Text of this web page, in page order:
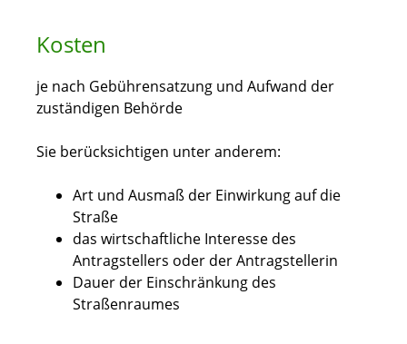
Kosten
je nach Gebührensatzung und Aufwand der
zuständigen Behörde
Sie berücksichtigen unter anderem:
Art und Ausmaß der Einwirkung auf die
Straße
das wirtschaftliche Interesse des
Antragstellers oder der Antragstellerin
Dauer der Einschränkung des
Straßenraumes